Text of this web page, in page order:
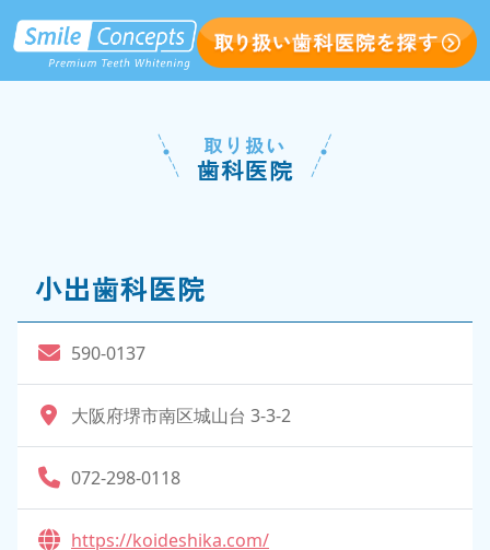
取り扱い
歯科医院
小出歯科医院
590-0137
大阪府堺市南区城山台 3-3-2
072-298-0118
https://koideshika.com/